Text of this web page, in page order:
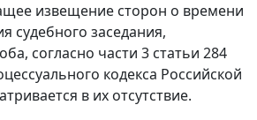
извещение сторон о времени
судебного заседания,
согласно части 3 статьи 284
кодекса Российской
в их отсутствие.